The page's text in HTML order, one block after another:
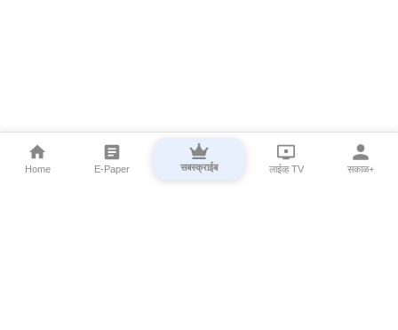
Home E-Paper सबस्क्राईब लाईव्ह TV सकाळ+